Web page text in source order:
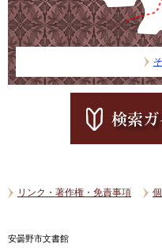
リンク・著作権・免責事項
安曇野市文書館